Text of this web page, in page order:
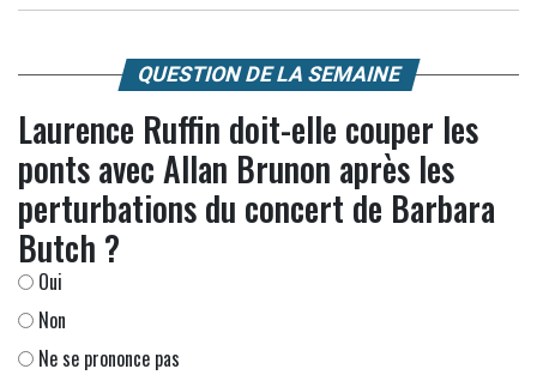
QUESTION DE LA SEMAINE
Laurence Ruffin doit-elle couper les
ponts avec Allan Brunon après les
perturbations du concert de Barbara
Butch ?
Oui
Non
Ne se prononce pas